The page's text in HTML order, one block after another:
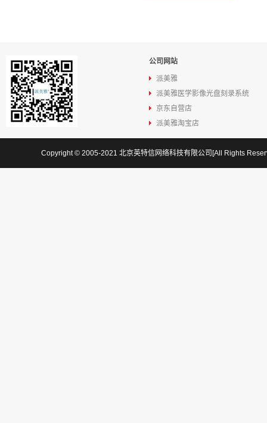
公司网站
派美雅
派美雅医学影像光盘刻录系统
京东自营店
派美雅淘宝店
Copyright © 2005-2021 北京英特信网络科技有限公司[All Rights